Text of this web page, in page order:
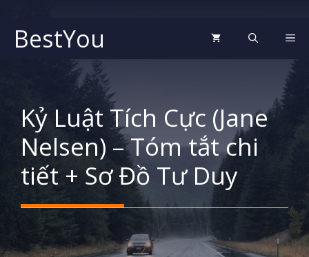
đến
nộiBestYou
Kỷ Luật Tích Cực (Jane
Nelsen) – Tóm tắt chi
tiết + Sơ Đồ Tư Duy